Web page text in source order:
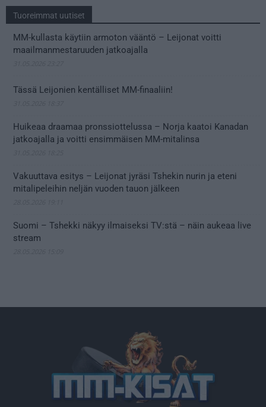
Tuoreimmat uutiset
MM-kullasta käytiin armoton vääntö – Leijonat voitti
maailmanmestaruuden jatkoajalla
Tässä Leijonien kentälliset MM-finaaliin!
Huikeaa draamaa pronssiottelussa – Norja kaatoi Kanadan
jatkoajalla ja voitti ensimmäisen MM-mitalinsa
Vakuuttava esitys – Leijonat jyräsi Tshekin nurin ja eteni
mitalipeleihin neljän vuoden tauon jälkeen
Suomi – Tshekki näkyy ilmaiseksi TV:stä – näin aukeaa live
stream